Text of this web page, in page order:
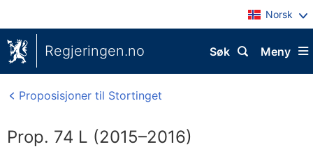
Norsk
Regjeringen.no Meny
Søk
Proposisjoner til Stortinget
Prop. 74 L (2015–2016)